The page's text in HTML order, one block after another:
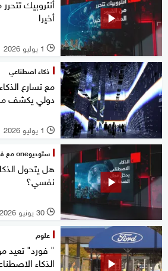
أنثروبيك
أخيرا
l 1 يوليو 2026
ذكاء اصطناعي
مع تسارع
دولي يكشف ما
l 1 يوليو 2026
ستوديوone مع فضيلة
هل يتحول
نفسي؟
l 30 يونيو 2026
علوم
" فورد" تعيد
الذكاء